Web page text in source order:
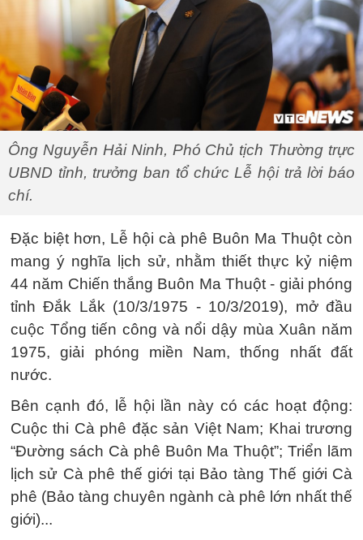
Ông Nguyễn Hải Ninh, Phó Chủ tịch Thường trực
UBND tỉnh, trưởng ban tổ chức Lễ hội trả lời báo
chí.
Đặc biệt hơn, Lễ hội cà phê Buôn Ma Thuột còn
mang ý nghĩa lịch sử, nhằm thiết thực kỷ niệm
44 năm Chiến thắng Buôn Ma Thuột - giải phóng
tỉnh Đắk Lắk (10/3/1975 - 10/3/2019), mở đầu
cuộc Tổng tiến công và nổi dậy mùa Xuân năm
1975, giải phóng miền Nam, thống nhất đất
nước.
Bên cạnh đó, lễ hội lần này có các hoạt động:
Cuộc thi Cà phê đặc sản Việt Nam; Khai trương
“Đường sách Cà phê Buôn Ma Thuột”; Triển lãm
lịch sử Cà phê thế giới tại Bảo tàng Thế giới Cà
phê (Bảo tàng chuyên ngành cà phê lớn nhất thế
giới)...